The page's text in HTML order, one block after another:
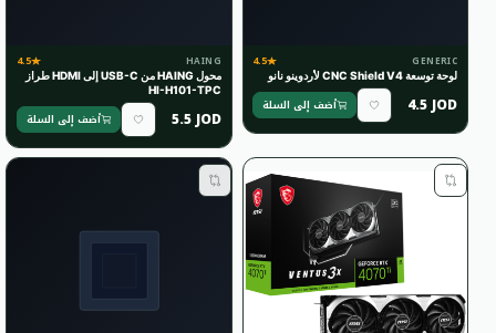
GENERIC
4.5
لوحة توسعة CNC Shield V4 لأردوينو نانو
4.5 JOD أضف إلى السلة
HAING
4.5
محول HAING من USB-C إلى HDMI طراز
HI-H101-TPC
5.5 JOD أضف إلى السلة